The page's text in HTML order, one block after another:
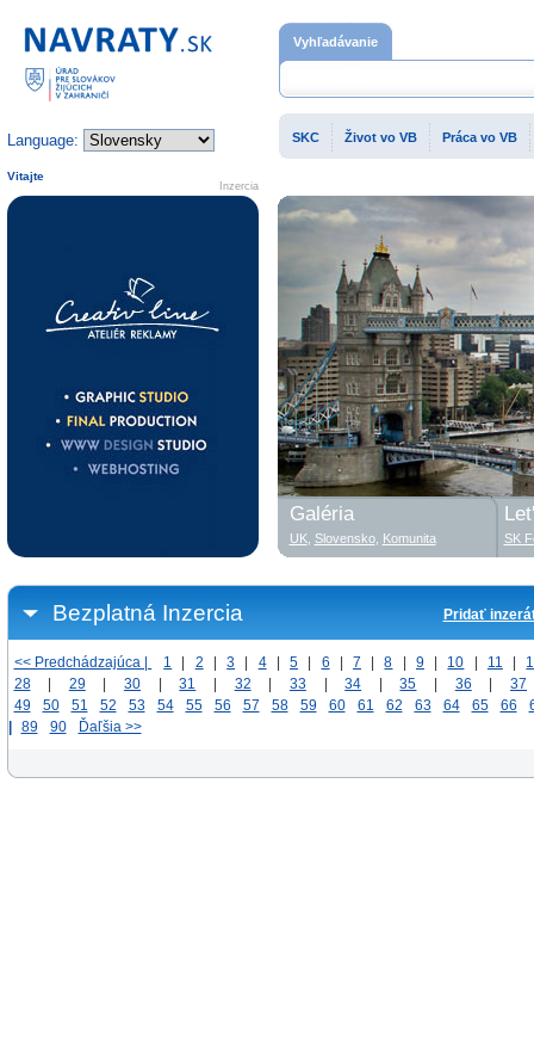
Bezplatná Inzercia Pridať
<< Predchádzajúca | 1 2 3 4 5 6 7 8 9 10 11
28
29 30 31 32 33 34 35 36 37
49
50 51 52 53 54 55 56 57 58 59 60 61 62 63 64 65 66
89 90 Ďaľšia >>
Domovská stránka
Language:
Vyhľadávanie
SKC Život vo VB Práca vo VB
Inzercia
Vitajte
Galéria
UK, Slovensko, Komunita SK